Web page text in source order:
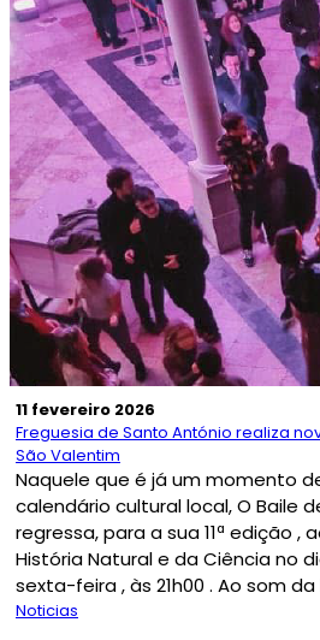
11 fevereiro 2026
Freguesia de Santo António realiza
São Valentim
Naquele que é já um momento
calendário cultural local, O Baile
regressa, para a sua 11ª edição ,
História Natural e da Ciência no
sexta-feira , às 21h00 . Ao som da
Noticias